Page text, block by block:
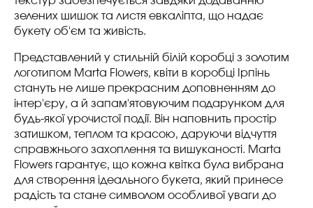
зелених шишок та листя евкаліпта, що надає
букету об'єм та живість.
Представлений у стильній білій коробці з золотим
логотипом Marta Flowers, квіти в коробці Ірпінь
стануть не лише прекрасним доповненням до
інтер'єру, а й запам'ятовуючим подарунком для
будь-якої урочистої події. Він наповнить простір
затишком, теплом та красою, даруючи відчуття
справжнього захоплення та вишуканості. Marta
Flowers гарантує, що кожна квітка була вибрана
для створення ідеального букета, який принесе
радість та стане символом особливої уваги до